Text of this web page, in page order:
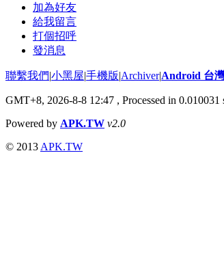
加為好友
給我留言
打個招呼
發消息
聯繫我們|小黑屋|手機版|Archiver|Android 台
GMT+8, 2026-8-8 12:47 , Processed in
Powered by APK.TW v2.0
© 2013 APK.TW